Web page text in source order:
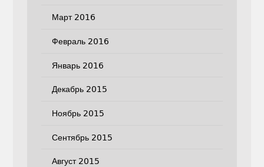
Март 2016
Февраль 2016
Январь 2016
Декабрь 2015
Ноябрь 2015
Сентябрь 2015
Август 2015